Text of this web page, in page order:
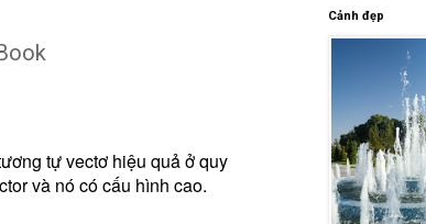
tự vectơ hiệu quả ở quy
và nó có cấu hình cao.
Cảnh đẹp